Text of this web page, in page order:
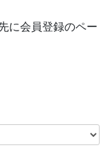
に会員登録のペー